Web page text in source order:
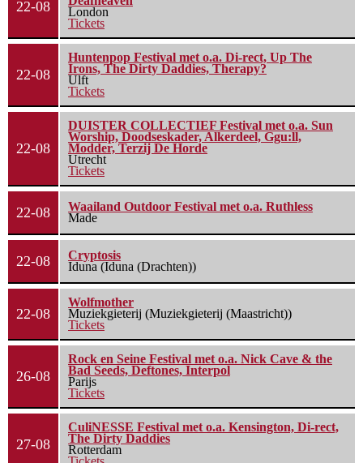
22-08
London
Tickets
22-08
Huntenpop Festival met o.a. Di-rect, Up The
Irons, The Dirty Daddies, Therapy?
Ulft
Tickets
22-08
DUISTER COLLECTIEF Festival met o.a. Sun
Worship, Doodseskader, Alkerdeel, Ggu:ll,
Modder, Terzij De Horde
Utrecht
Tickets
22-08
Waailand Outdoor Festival met o.a. Ruthless
Made
22-08
Cryptosis
Iduna (Iduna (Drachten))
22-08
Wolfmother
Muziekgieterij (Muziekgieterij (Maastricht))
Tickets
26-08
Rock en Seine Festival met o.a. Nick Cave & the
Bad Seeds, Deftones, Interpol
Parijs
Tickets
27-08
CuliNESSE Festival met o.a. Kensington, Di-rect,
The Dirty Daddies
Rotterdam